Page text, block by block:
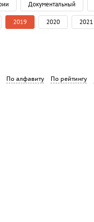
Документальный
2019 2020 2021
По алфавиту По рейтингу